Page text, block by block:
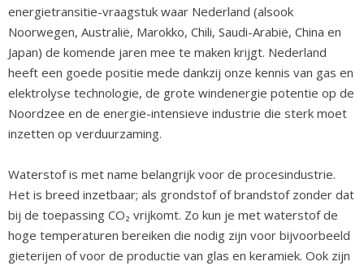
energietransitie-vraagstuk waar Nederland (alsook
Noorwegen, Australië, Marokko, Chili, Saudi-Arabië, China en
Japan) de komende jaren mee te maken krijgt. Nederland
heeft een goede positie mede dankzij onze kennis van gas en
elektrolyse technologie, de grote windenergie potentie op de
Noordzee en de energie-intensieve industrie die sterk moet
inzetten op verduurzaming.
Waterstof is met name belangrijk voor de procesindustrie.
Het is breed inzetbaar; als grondstof of brandstof zonder dat
bij de toepassing CO₂ vrijkomt. Zo kun je met waterstof de
hoge temperaturen bereiken die nodig zijn voor bijvoorbeeld
gieterijen of voor de productie van glas en keramiek. Ook zijn